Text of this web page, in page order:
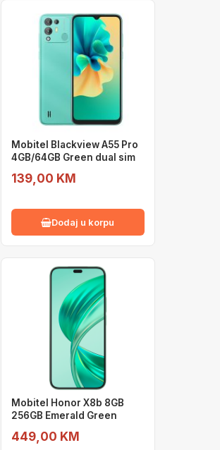
Mobitel Blackview A55 Pro
4GB/64GB Green dual sim
139,00 KM
Dodaj u korpu
Mobitel Honor X8b 8GB
256GB Emerald Green
449,00 KM